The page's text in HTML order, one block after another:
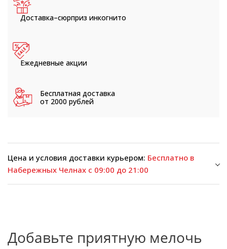
Доставка–сюрприз инкогнито
Ежедневные акции
Бесплатная доставка
от 2000 рублей
Цена и условия доставки курьером: Бесплатно в
Набережных Челнах с 09:00 до 21:00
Добавьте приятную мелочь